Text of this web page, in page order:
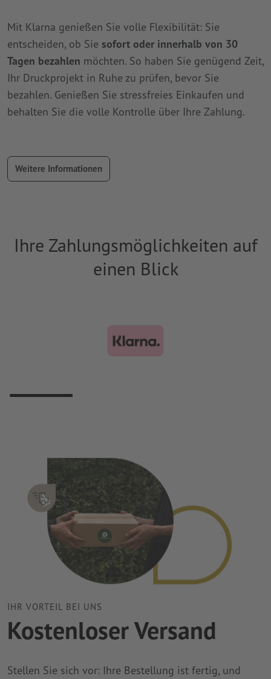
Mit Klarna genießen Sie volle Flexibilität: Sie
entscheiden, ob Sie sofort oder innerhalb von 30
Tagen bezahlen möchten. So haben Sie genügend Zeit,
Ihr Druckprojekt in Ruhe zu prüfen, bevor Sie
bezahlen. Genießen Sie stressfreies Einkaufen und
behalten Sie die volle Kontrolle über Ihre Zahlung.
Weitere Informationen
Ihre Zahlungsmöglichkeiten auf
einen Blick
IHR VORTEIL BEI UNS
Kostenloser Versand
Stellen Sie sich vor: Ihre Bestellung ist fertig, und